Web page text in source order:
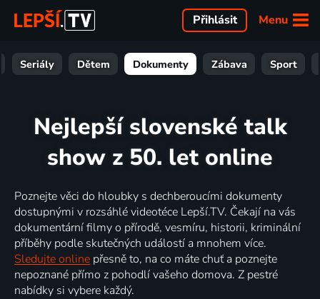
Menu
Přihlásit
Seriály Dětem Dokumenty Zábava Sport
Nejlepší slovenské talk
show z 50. let online
Poznejte věci do hloubky s dechberoucími dokumenty
dostupnými v rozsáhlé videotéce Lepší.TV. Čekají na vás
dokumentární filmy o přírodě, vesmíru, historii, kriminální
příběhy podle skutečných událostí a mnohem více.
Sledujte online přesně to, na co máte chuť a poznejte
nepoznané přímo z pohodlí vašeho domova. Z pestré
nabídky si vybere každý.